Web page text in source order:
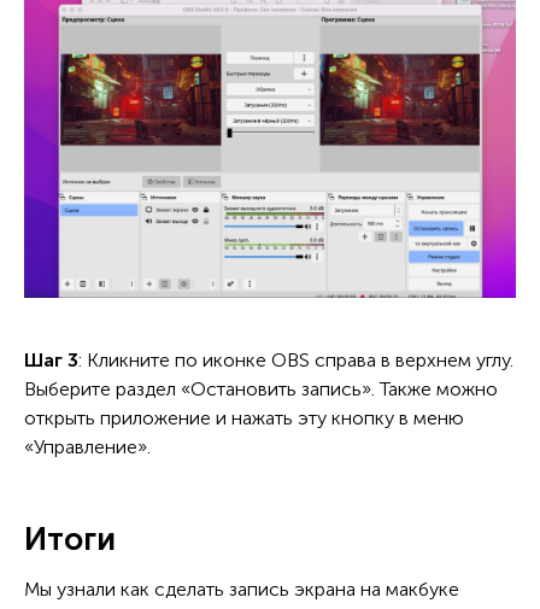
Шаг 3: Кликните по иконке OBS справа в верхнем углу.
Выберите раздел «Остановить запись». Также можно
открыть приложение и нажать эту кнопку в меню
«Управление».
Итоги
Мы узнали как сделать запись экрана на макбуке